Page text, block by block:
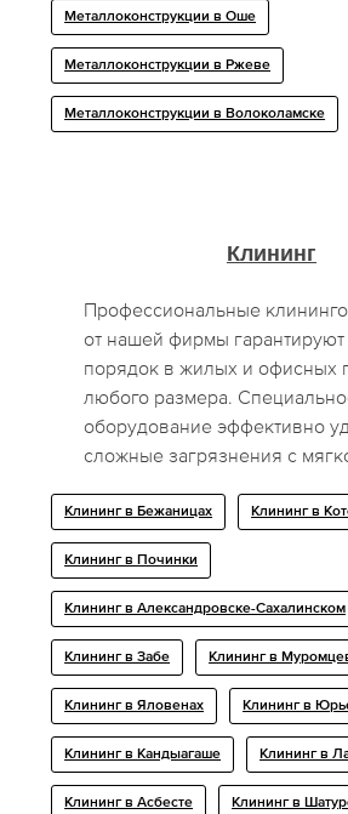
Металлоконструкции в Оше
Металлоконструкции в Ржеве
Металлоконструкции в Волоколамске
Клининг
Профессиональные
от нашей фирмы
порядок в жилых и офисных
любого размера.
оборудование эффективно
сложные загрязнения с
Клининг в Бежаницах Клининг в
Клининг в Починки
Клининг в Александровске-Сахалинском
Клининг в Забе Клининг в
Клининг в Яловенах Клининг в
Клининг в Кандыагаше Клининг в
Клининг в Асбесте Клининг в